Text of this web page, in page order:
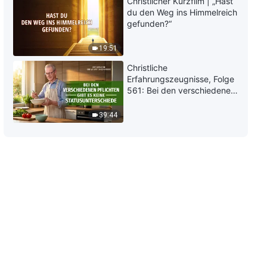
Gottes eintreten?
19:51
du den Weg ins Himmelreich
gefunden?“
39:44
Christliche
Erfahrungszeugnisse, Folge
561: Bei den verschiedenen